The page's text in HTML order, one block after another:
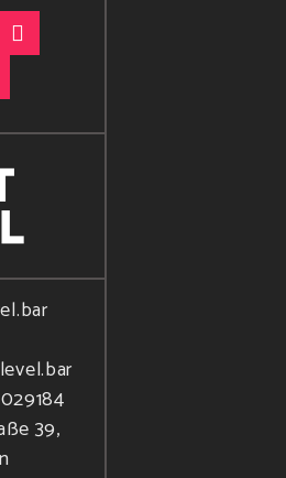
39,